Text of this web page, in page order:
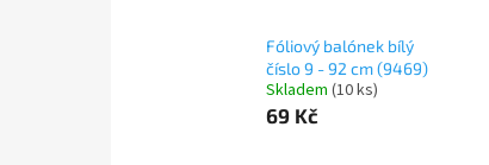
Fóliový balónek bílý
číslo 9 - 92 cm (9469)
Skladem (10 ks)
69 Kč